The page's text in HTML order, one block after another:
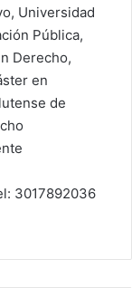
Universidad
Pública,
Derecho,
en
de
3017892036